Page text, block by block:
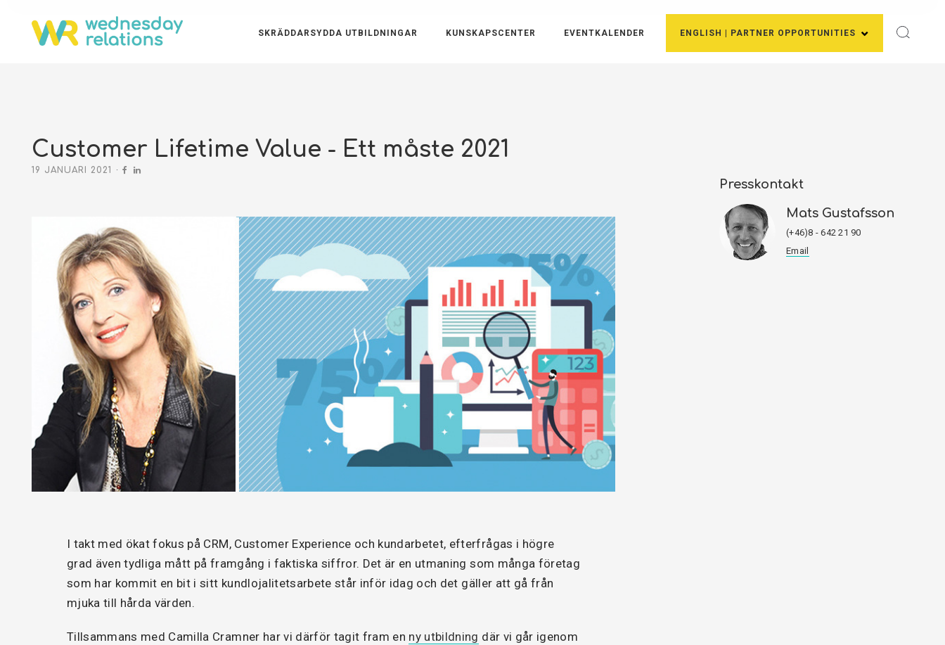
SKRÄDDARSYDDA UTBILDNINGAR KUNSKAPSCENTER EVENTKALENDER ENGLISH | PARTNER OPPORTUNITIES
Customer Lifetime Value - Ett måste 2021
19 JANUARI 2021
I takt med ökat fokus på CRM, Customer Experience och kundarbetet, efterfrågas i högre
grad även tydliga mått på framgång i faktiska siffror. Det är en utmaning som många företag
som har kommit en bit i sitt kundlojalitetsarbete står inför idag och det gäller att gå från
mjuka till hårda värden.
Tillsammans med Camilla Cramner har vi därför tagit fram en ny utbildning där vi går igenom
Presskontakt
Mats Gustafsson
(+46)8 - 642 21 90
Email